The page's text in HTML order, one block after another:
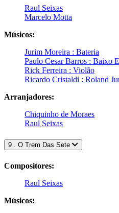
Raul Seixas
Marcelo Motta
Músicos:
Jurim Moreira : Bateria
Paulo Cesar Barros : Baixo
Rick Ferreira : Violão
Ricardo Cristaldi : Roland
Arranjadores:
Chiquinho de Moraes
Raul Seixas
9 . O Trem Das Sete
Compositores:
Raul Seixas
Músicos: